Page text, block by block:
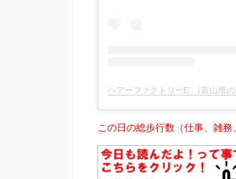
この日の総歩行数（仕事、雑